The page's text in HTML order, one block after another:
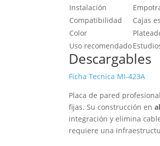
Instalación
Compatibilidad
Cajas
Color
Uso recomendado
Descargables
Ficha Tecnica MI-423A
Placa de pared
fijas. Su construcción en
integración y elimina
requiere una